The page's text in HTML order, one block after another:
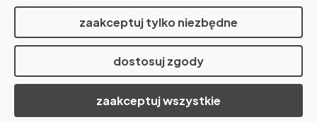
www.fresco.coffee
Sklep internetowy Shoper.pl
zaakceptuj tylko niezbędne
dostosuj zgody
zaakceptuj wszystkie